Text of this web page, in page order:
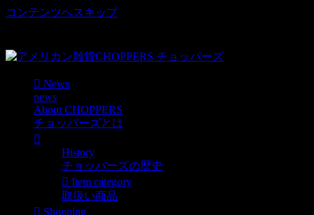
コンテンツへスキップ
News
news
About CHOPPERS
チョッパーズとは
History
チョッパーズの歴史
Item category
取扱い商品
Shopping